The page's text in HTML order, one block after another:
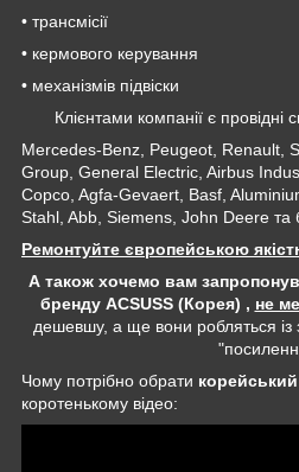
• трансмісії
• кермового керування
• механізмів підвіски
Клієнтами компанії є провідні
Mercedes-Benz, Peugeot, Renault,
Group, General Electric, Airbus
Copco, Agfa-Gevaert, Basf,
Stahl, Abb, Siemens, John Deere та
Ремонтуйте європейською
А також хочемо вам
бренду ACSUSS (Корея) , не
дешевшу, а ще вони робляться із
Чому потрібно обрати
коротенькому відео: